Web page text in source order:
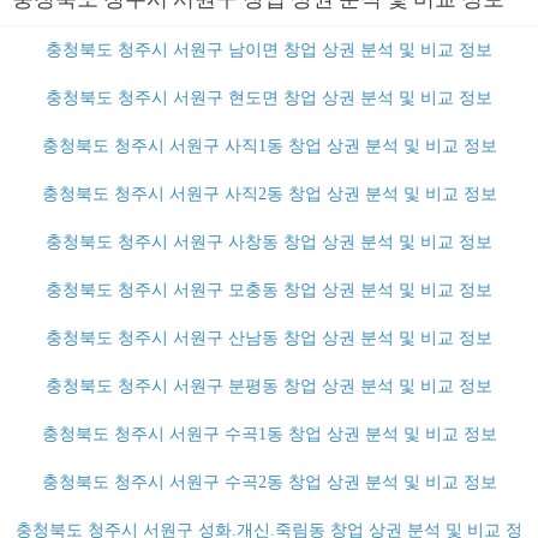
충청북도 청주시 서원구 남이면 창업 상권 분석 및 비교 정보
충청북도 청주시 서원구 현도면 창업 상권 분석 및 비교 정보
충청북도 청주시 서원구 사직1동 창업 상권 분석 및 비교 정보
충청북도 청주시 서원구 사직2동 창업 상권 분석 및 비교 정보
충청북도 청주시 서원구 사창동 창업 상권 분석 및 비교 정보
충청북도 청주시 서원구 모충동 창업 상권 분석 및 비교 정보
충청북도 청주시 서원구 산남동 창업 상권 분석 및 비교 정보
충청북도 청주시 서원구 분평동 창업 상권 분석 및 비교 정보
충청북도 청주시 서원구 수곡1동 창업 상권 분석 및 비교 정보
충청북도 청주시 서원구 수곡2동 창업 상권 분석 및 비교 정보
충청북도 청주시 서원구 성화.개신.죽림동 창업 상권 분석 및 비교 정